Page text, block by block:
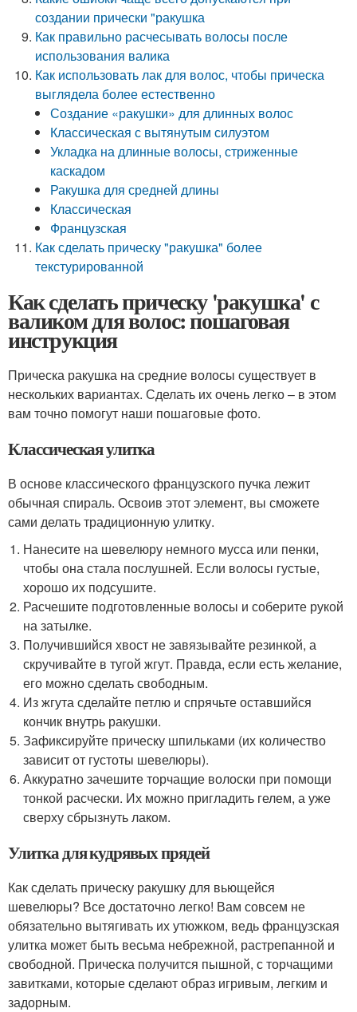
создании прически "ракушка
Как правильно расчесывать волосы после
использования валика
Как использовать лак для волос, чтобы прическа
выглядела более естественно
Создание «ракушки» для длинных волос
Классическая с вытянутым силуэтом
Укладка на длинные волосы, стриженные
каскадом
Ракушка для средней длины
Классическая
Французская
Как сделать прическу "ракушка" более
текстурированной
Как сделать прическу 'ракушка' с
валиком для волос: пошаговая
инструкция
Прическа ракушка на средние волосы существует в
нескольких вариантах. Сделать их очень легко – в этом
вам точно помогут наши пошаговые фото.
Классическая улитка
В основе классического французского пучка лежит
обычная спираль. Освоив этот элемент, вы сможете
сами делать традиционную улитку.
Нанесите на шевелюру немного мусса или пенки,
чтобы она стала послушней. Если волосы густые,
хорошо их подсушите.
Расчешите подготовленные волосы и соберите рукой
на затылке.
Получившийся хвост не завязывайте резинкой, а
скручивайте в тугой жгут. Правда, если есть желание,
его можно сделать свободным.
Из жгута сделайте петлю и спрячьте оставшийся
кончик внутрь ракушки.
Зафиксируйте прическу шпильками (их количество
зависит от густоты шевелюры).
Аккуратно зачешите торчащие волоски при помощи
тонкой расчески. Их можно пригладить гелем, а уже
сверху сбрызнуть лаком.
Улитка для кудрявых прядей
Как сделать прическу ракушку для вьющейся
шевелюры? Все достаточно легко! Вам совсем не
обязательно вытягивать их утюжком, ведь французская
улитка может быть весьма небрежной, растрепанной и
свободной. Прическа получится пышной, с торчащими
завитками, которые сделают образ игривым, легким и
задорным.